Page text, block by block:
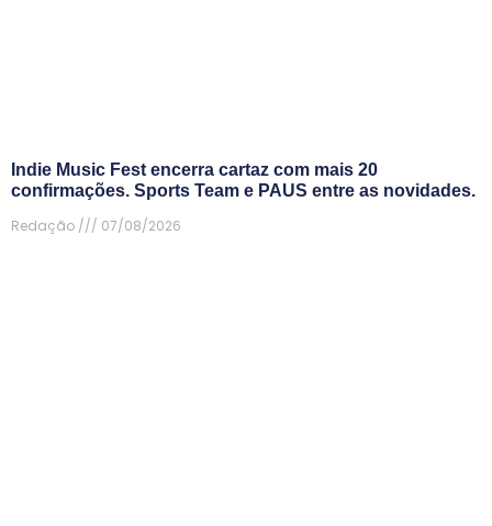
Indie Music Fest encerra cartaz com mais 20
confirmações. Sports Team e PAUS entre as novidades.
Redação
07/08/2026